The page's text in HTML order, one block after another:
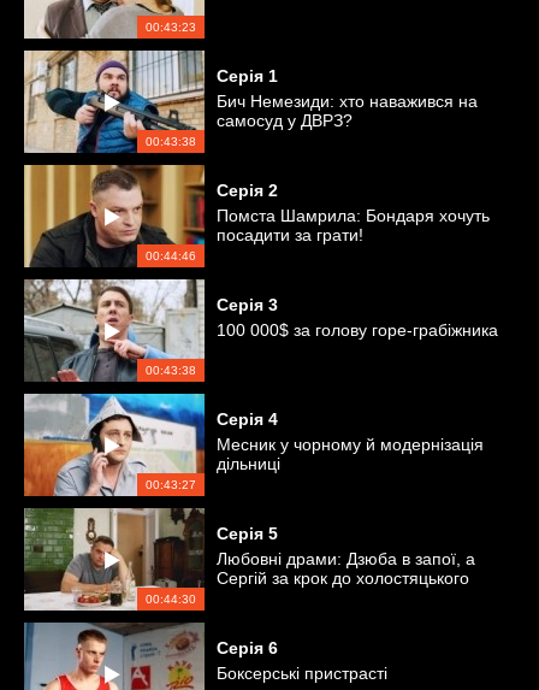
00:43:23
00:43:38
Серія 1
Бич Немезиди: хто наважився на
самосуд у ДВРЗ?
00:44:46
Серія 2
Помста Шамрила: Бондаря хочуть
посадити за грати!
00:43:38
Серія 3
100 000$ за голову горе-грабіжника
00:43:27
Серія 4
Месник у чорному й модернізація
дільниці
00:44:30
Серія 5
Любовні драми: Дзюба в запої, а
Сергій за крок до холостяцького
Серія 6
Боксерські пристрасті